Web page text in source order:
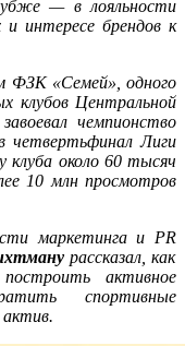
— в лояльности
и интересе брендов к
ФЗК «Семей», одного
клубов Центральной
чемпионство
четвертьфинал Лиги
клуба около 60 тысяч
10 млн просмотров
маркетинга и PR
рассказал, как
активное
спортивные